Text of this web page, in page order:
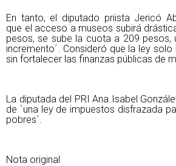
En tanto, el diputado priista Jericó
que el acceso a museos subirá
pesos, se sube la cuota a 209 pesos,
incremento´. Consideró que la ley
sin fortalecer las finanzas públicas de
La diputada del PRI Ana Isabel
de `una ley de impuestos disfrazada
pobres´.
Nota original